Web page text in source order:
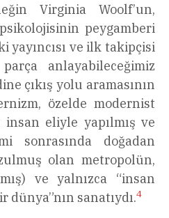
Virginia Woolf’un,
peygamberi
yayıncısı ve ilk takipçisi
anlayabileceğimiz
çıkış yolu aramasının
özelde modernist
eliyle yapılmış ve
sonrasında doğadan
olan metropolün,
ve yalnızca “insan
dünya”nın sanatıydı.4